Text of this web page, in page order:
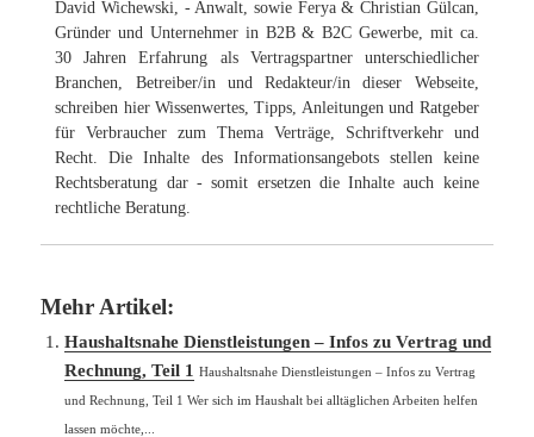
David Wichewski, - Anwalt, sowie Ferya & Christian Gülcan,
Gründer und Unternehmer in B2B & B2C Gewerbe, mit ca.
30 Jahren Erfahrung als Vertragspartner unterschiedlicher
Branchen, Betreiber/in und Redakteur/in dieser Webseite,
schreiben hier Wissenwertes, Tipps, Anleitungen und Ratgeber
für Verbraucher zum Thema Verträge, Schriftverkehr und
Recht. Die Inhalte des Informationsangebots stellen keine
Rechtsberatung dar - somit ersetzen die Inhalte auch keine
rechtliche Beratung.
Mehr Artikel:
Haushaltsnahe Dienstleistungen – Infos zu Vertrag und
Rechnung, Teil 1
Haushaltsnahe Dienstleistungen – Infos zu Vertrag
und Rechnung, Teil 1 Wer sich im Haushalt bei alltäglichen Arbeiten helfen
lassen möchte,...